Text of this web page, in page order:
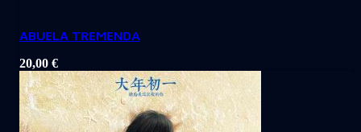
ABUELA TREMENDA
20,00 €